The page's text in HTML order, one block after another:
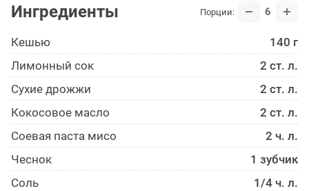
Ингредиенты Порции: 6
Кешью
140 г
Лимонный сок
2 ст. л.
Сухие дрожжи
2 ст. л.
Кокосовое масло
2 ст. л.
Соевая паста мисо
2 ч. л.
Чеснок
1 зубчик
Соль
1/4 ч. л.